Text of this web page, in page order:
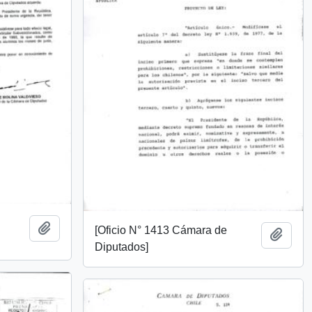
Add to clipboard[Oficio N° 1413 Cámara de
Diputados]
Add